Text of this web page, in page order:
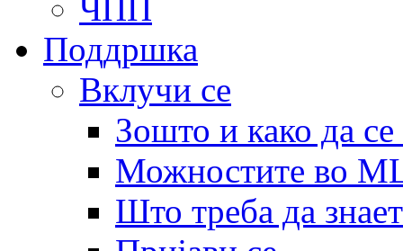
ЧПП
Поддршка
Вклучи се
Зошто и како да
Можностите во
Што треба да